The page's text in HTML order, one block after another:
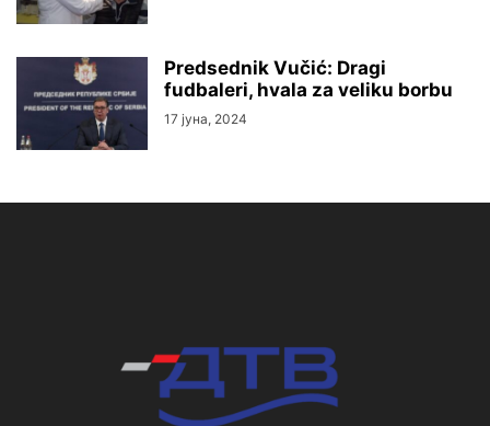
Predsednik Vučić: Dragi
fudbaleri, hvala za veliku borbu
17 јуна, 2024